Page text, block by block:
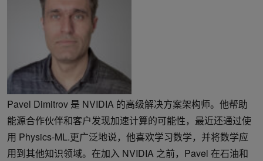
Pavel Dimitrov 是 NVIDIA 的高级解决方案架构师。他帮助
能源合作伙伴和客户发现加速计算的可能性，最近还通过使
用 Physics-ML.更广泛地说，他喜欢学习数学，并将数学应
用到其他知识领域。在加入 NVIDIA 之前，Pavel 在石油和